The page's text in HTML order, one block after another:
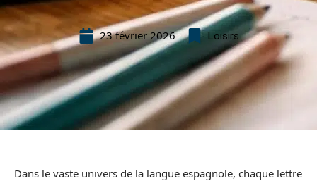
23 février 2026 Loisirs
Dans le vaste univers de la langue espagnole, chaque lettre